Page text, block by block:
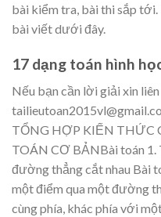
bài kiểm tra, bài thi sắp
bài viết dưới đây.
17 dạng toán hình
Nếu bạn cần lời giải xin liên
tailieutoan2015vl@
TỔNG HỢP KIẾN THỨC
TOÁN CƠ BẢNBài toán 1.
đường thẳngcắtnhau Bài
một điểm qua một đường
cùngphía, khác phía với m